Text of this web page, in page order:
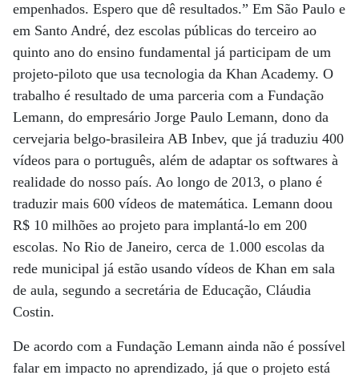
empenhados. Espero que dê resultados.” Em São Paulo e
em Santo André, dez escolas públicas do terceiro ao
quinto ano do ensino fundamental já participam de um
projeto-piloto que usa tecnologia da Khan Academy. O
trabalho é resultado de uma parceria com a Fundação
Lemann, do empresário Jorge Paulo Lemann, dono da
cervejaria belgo-brasileira AB Inbev, que já traduziu 400
vídeos para o português, além de adaptar os softwares à
realidade do nosso país. Ao longo de 2013, o plano é
traduzir mais 600 vídeos de matemática. Lemann doou
R$ 10 milhões ao projeto para implantá-lo em 200
escolas. No Rio de Janeiro, cerca de 1.000 escolas da
rede municipal já estão usando vídeos de Khan em sala
de aula, segundo a secretária de Educação, Cláudia
Costin.
De acordo com a Fundação Lemann ainda não é possível
falar em impacto no aprendizado, já que o projeto está